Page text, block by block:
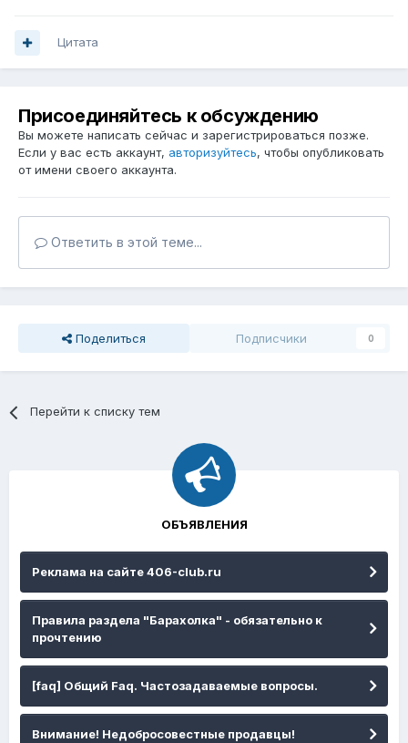
Цитата
Присоединяйтесь к обсуждению
Вы можете написать сейчас и зарегистрироваться позже.
Если у вас есть аккаунт, авторизуйтесь, чтобы опубликовать
от имени своего аккаунта.
Ответить в этой теме...
Поделиться Подписчики 0
Перейти к списку тем
ОБЪЯВЛЕНИЯ
Реклама на сайте 406-club.ru
Правила раздела "Барахолка" - обязательно к
прочтению
[faq] Общий Faq. Частозадаваемые вопросы.
Внимание! Недобросовестные продавцы!